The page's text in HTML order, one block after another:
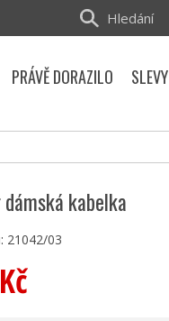
kabelka
21042/03
Hledání
PRÁVĚ DORAZILO SLEVY